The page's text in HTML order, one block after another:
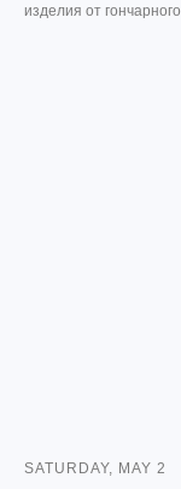
изделия от гончарного.
SATURDAY, MAY 2